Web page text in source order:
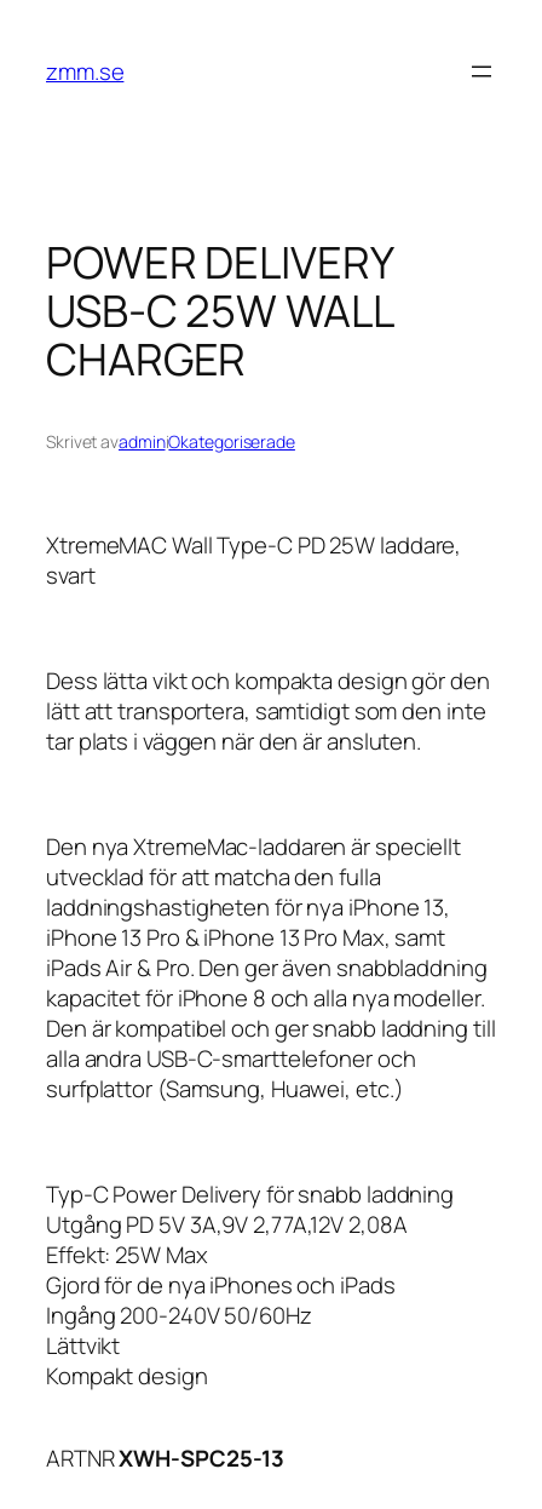
innehåll
zmm.se
POWER DELIVERY
USB-C 25W WALL
CHARGER
Skrivet avadminiOkategoriserade
XtremeMAC Wall Type-C PD 25W laddare,
svart
Dess lätta vikt och kompakta design gör den
lätt att transportera, samtidigt som den inte
tar plats i väggen när den är ansluten.
Den nya XtremeMac-laddaren är speciellt
utvecklad för att matcha den fulla
laddningshastigheten för nya iPhone 13,
iPhone 13 Pro & iPhone 13 Pro Max, samt
iPads Air & Pro. Den ger även snabbladdning
kapacitet för iPhone 8 och alla nya modeller.
Den är kompatibel och ger snabb laddning till
alla andra USB-C-smarttelefoner och
surfplattor (Samsung, Huawei, etc.)
Typ-C Power Delivery för snabb laddning
Utgång PD 5V 3A,9V 2,77A,12V 2,08A
Effekt: 25W Max
Gjord för de nya iPhones och iPads
Ingång 200-240V 50/60Hz
Lättvikt
Kompakt design
ARTNRXWH-SPC25-13